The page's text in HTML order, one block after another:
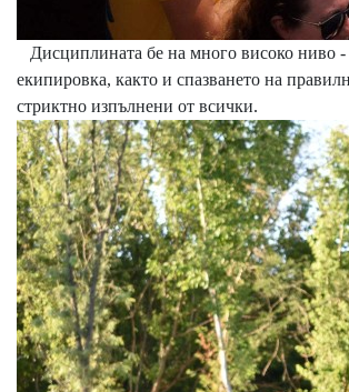
Дисциплината бе на много високо ниво -
екипировка, както и спазването на
стриктно изпълнени от всички.